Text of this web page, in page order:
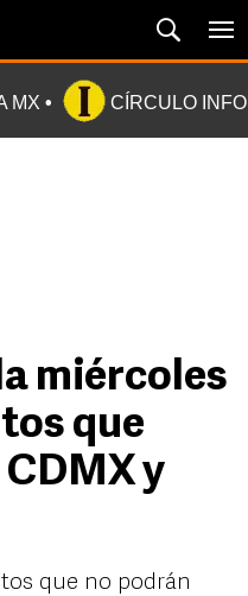
MX CÍRCULO
miércoles
que
y
que no podrán